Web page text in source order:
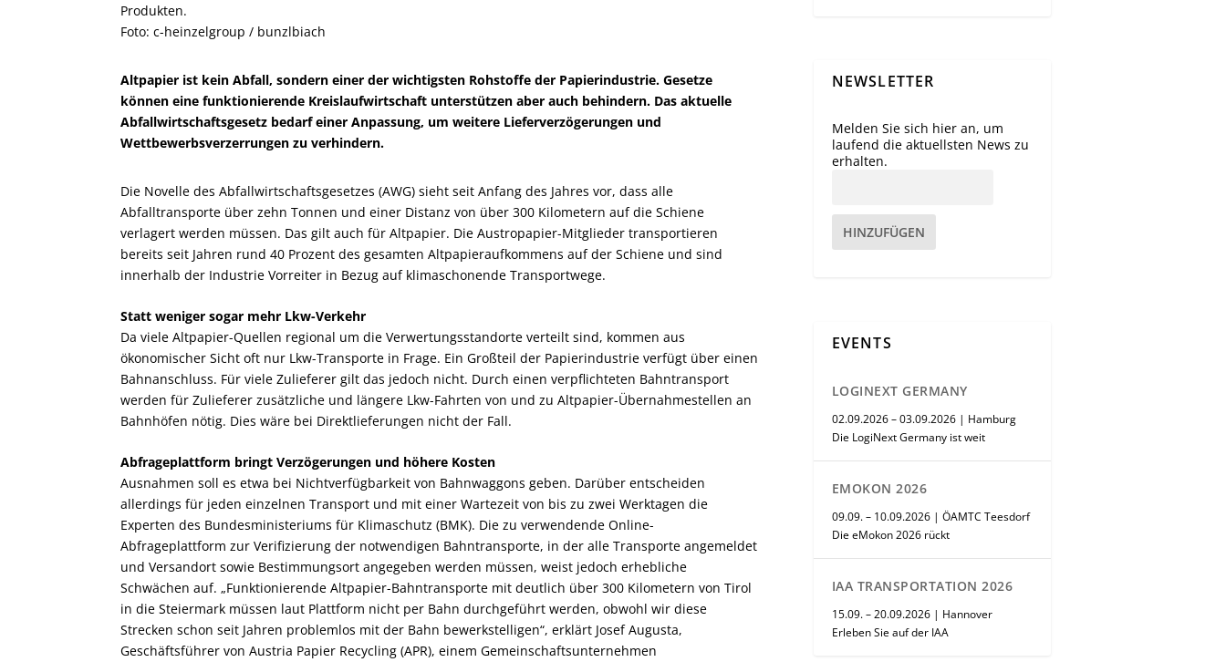
Produkten.
Foto: c-heinzelgroup / bunzlbiach
Altpapier ist kein Abfall, sondern einer der wichtigsten Rohstoffe der Papierindustrie. Gesetze
können eine funktionierende Kreislaufwirtschaft unterstützen aber auch behindern. Das aktuelle
Abfallwirtschaftsgesetz bedarf einer Anpassung, um weitere Lieferverzögerungen und
Wettbewerbsverzerrungen zu verhindern.
Die Novelle des Abfallwirtschaftsgesetzes (AWG) sieht seit Anfang des Jahres vor, dass alle
Abfalltransporte über zehn Tonnen und einer Distanz von über 300 Kilometern auf die Schiene
verlagert werden müssen. Das gilt auch für Altpapier. Die Austropapier-Mitglieder transportieren
bereits seit Jahren rund 40 Prozent des gesamten Altpapieraufkommens auf der Schiene und sind
innerhalb der Industrie Vorreiter in Bezug auf klimaschonende Transportwege.
Statt weniger sogar mehr Lkw-Verkehr
Da viele Altpapier-Quellen regional um die Verwertungsstandorte verteilt sind, kommen aus
ökonomischer Sicht oft nur Lkw-Transporte in Frage. Ein Großteil der Papierindustrie verfügt über einen
Bahnanschluss. Für viele Zulieferer gilt das jedoch nicht. Durch einen verpflichteten Bahntransport
werden für Zulieferer zusätzliche und längere Lkw-Fahrten von und zu Altpapier-Übernahmestellen an
Bahnhöfen nötig. Dies wäre bei Direktlieferungen nicht der Fall.
Abfrageplattform bringt Verzögerungen und höhere Kosten
Ausnahmen soll es etwa bei Nichtverfügbarkeit von Bahnwaggons geben. Darüber entscheiden
allerdings für jeden einzelnen Transport und mit einer Wartezeit von bis zu zwei Werktagen die
Experten des Bundesministeriums für Klimaschutz (BMK). Die zu verwendende Online-
Abfrageplattform zur Verifizierung der notwendigen Bahntransporte, in der alle Transporte angemeldet
und Versandort sowie Bestimmungsort angegeben werden müssen, weist jedoch erhebliche
Schwächen auf. „Funktionierende Altpapier-Bahntransporte mit deutlich über 300 Kilometern von Tirol
in die Steiermark müssen laut Plattform nicht per Bahn durchgeführt werden, obwohl wir diese
Strecken schon seit Jahren problemlos mit der Bahn bewerkstelligen“, erklärt Josef Augusta,
Geschäftsführer von Austria Papier Recycling (APR), einem Gemeinschaftsunternehmen
NEWSLETTER
Melden Sie sich hier an, um
laufend die aktuellsten News zu
erhalten.
HINZUFÜGEN
EVENTS
LOGINEXT GERMANY
02.09.2026 – 03.09.2026 | Hamburg
Die LogiNext Germany ist weit
EMOKON 2026
09.09. – 10.09.2026 | ÖAMTC Teesdorf
Die eMokon 2026 rückt
IAA TRANSPORTATION 2026
15.09. – 20.09.2026 | Hannover
Erleben Sie auf der IAA